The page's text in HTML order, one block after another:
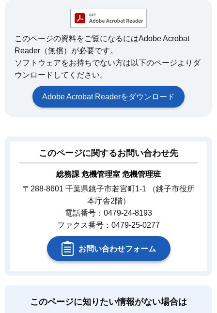
このページの資料をご覧になるにはAdobe Acrobat
Reader（無償）が必要です。
ソフトウェアをお持ちでない方は以下のページよりダ
ウンロードしてください。
Adobe Acrobat Readerをダウンロード
このページに関するお問い合わせ先
総務課 危機管理室 危機管理班
〒288-8601 千葉県銚子市若宮町1-1 （銚子市役所
本庁舎2階）
電話番号：0479-24-8193
ファクス番号：0479-25-0277
お問い合わせフォーム
このページに知りたい情報がない場合は